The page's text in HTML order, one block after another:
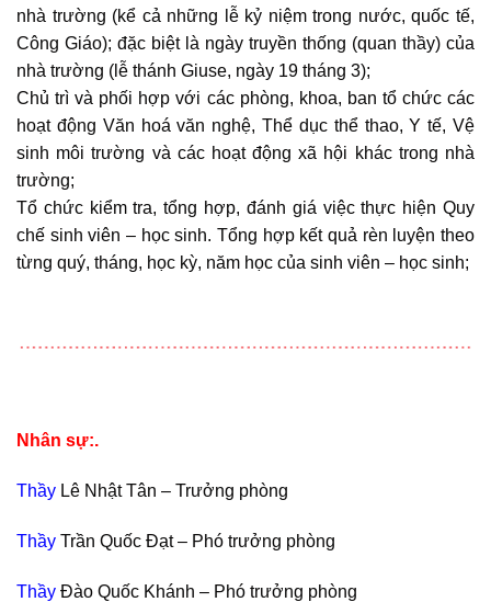
nhà trường (kể cả những lễ kỷ niệm trong nước, quốc tế,
Công Giáo); đặc biệt là ngày truyền thống (quan thầy) của
nhà trường (lễ thánh Giuse, ngày 19 tháng 3);
Chủ trì và phối hợp với các phòng, khoa, ban tổ chức các
hoạt động Văn hoá văn nghệ, Thể dục thể thao, Y tế, Vệ
sinh môi trường và các hoạt động xã hội khác trong nhà
trường;
Tổ chức kiểm tra, tổng hợp, đánh giá việc thực hiện Quy
chế sinh viên – học sinh. Tổng hợp kết quả rèn luyện theo
từng quý, tháng, học kỳ, năm học của sinh viên – học sinh;
Nhân sự:.
Thầy Lê Nhật Tân – Trưởng phòng
Thầy Trần Quốc Đạt – Phó trưởng phòng
Thầy Đào Quốc Khánh – Phó trưởng phòng